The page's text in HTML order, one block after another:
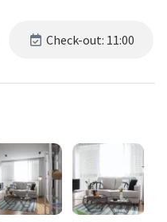
Check-out: 11:00